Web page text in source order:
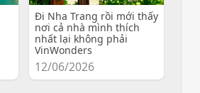
Đi Nha Trang rồi mới thấy
nơi cả nhà mình thích
nhất lại không phải
VinWonders
12/06/2026